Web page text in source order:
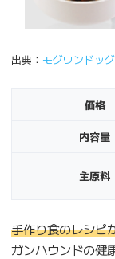
出典： モグワンドッ
価格
内容量
主原料
手作り食のレシピ
ガンハウンドの健